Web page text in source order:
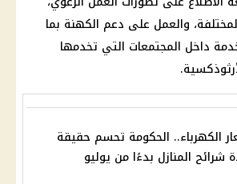
والعمل على دعم الكهنة بما
داخل المجتمعات التي تخدمها
.
الكهرباء.. الحكومة تحسم حقيقة
شرائح المنازل بدءًا من يوليو